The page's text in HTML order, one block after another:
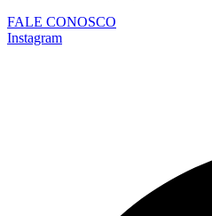
FALE CONOSCO
Instagram